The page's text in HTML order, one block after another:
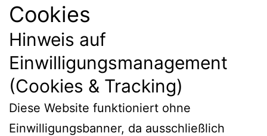
Cookies
Hinweis auf
Einwilligungsmanagement
(Cookies & Tracking)
Diese Website funktioniert ohne
Einwilligungsbanner, da ausschließlich